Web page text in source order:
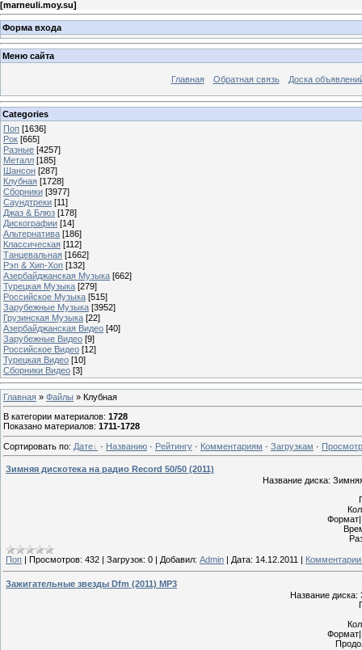
[marneuli.moy.su]
Форма входа
Меню сайта
Главная Обратная связь Доска
Categories
Поп [1636]
Рок [665]
Разные [4257]
Металл [185]
Шансон [287]
Клубная [1728]
Сборники [3977]
Саундтреки [11]
Джаз & Блюз [178]
Дискографии [14]
Альтернатива [186]
Классическая [112]
Танцевальная [1662]
Рэп & Хип-Хоп [132]
Азербайджанская Музыка [662]
Турецкая Музыка [279]
Российское Музыка [515]
Зарубежные Музыка [3952]
Грузинская Музыка [22]
Азербайджанская Видео [40]
Зарубежные Видео [9]
Российское Видео [12]
Турецкая Видео [10]
Сборники Видео [3]
Главная » Файлы » Клубная
В категории материалов: 1728
Показано материалов: 1711-1728
Сортировать по: Дате · Названию · Рейтингу · Комментариям · Загрузкам ·
Зимняя дискотека на радио Record 50/50 (2011)
Название диска:
Поп | Просмотров: 432 | Загрузок: 0 | Добавил: Admin | Дата: 14.12.2011 |
Зажигательные звезды Dfm (2011) MP3
Название